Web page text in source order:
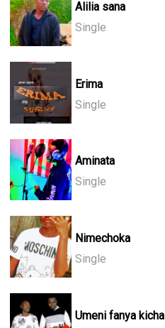
Alilia sana
Single
Erima
Single
Aminata
Single
Nimechoka
Single
Umeni fanya kicha